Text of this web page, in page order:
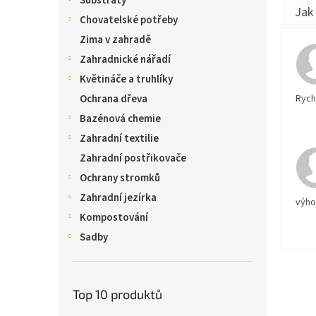
Chovatelské potřeby
Zima v zahradě
Zahradnické nářadí
Květináče a truhlíky
Ochrana dřeva
Bazénová chemie
Zahradní textilie
Zahradní postřikovače
Ochrany stromků
Zahradní jezírka
Kompostování
Sadby
Top 10 produktů